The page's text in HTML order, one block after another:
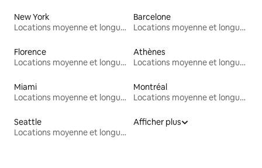
New York
Locations moyenne et longue durée
Barcelone
Locations moyenne et longue durée
Florence
Locations moyenne et longue durée
Athènes
Locations moyenne et longue durée
Miami
Locations moyenne et longue durée
Montréal
Locations moyenne et longue durée
Seattle
Locations moyenne et longue durée
Afficher plus